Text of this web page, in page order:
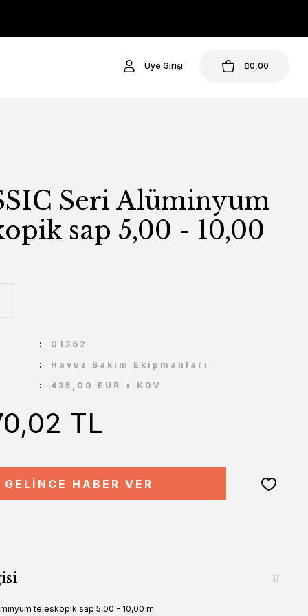
Üye Girişi 0,00
Seri Alüminyum
sap 5,00 - 10,00
01362
Havuz Bakım Ekipmanları
435,00 EUR + KDV
TL
GELİNCE HABER VER
teleskopik sap 5,00 - 10,00 m.